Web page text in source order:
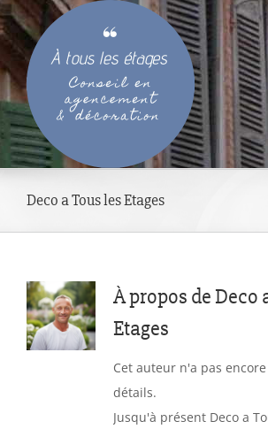
Passer
au
contenu
Deco a Tous les Etages
À propos de Deco
Etages
Cet auteur n'a pas
détails.
Jusqu'à présent Deco a